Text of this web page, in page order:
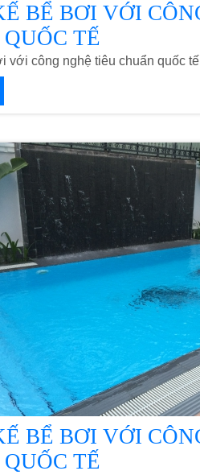
BỂ BƠI VỚI
TẾ
với công nghệ tiêu chuẩn quốc tế
BỂ BƠI VỚI
TẾ